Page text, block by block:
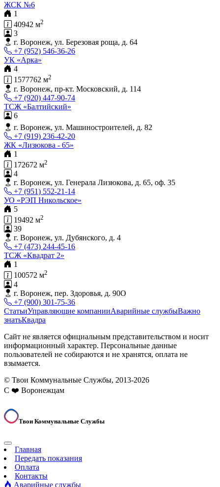
ЖСК №6
1
40942 м2
3
г. Воронеж, ул. Березовая роща, д. 64
+7 (952) 546-36-26
УК «Арка»
4
1577762 м2
г. Воронеж, пр-кт. Московский, д. 114
+7 (920) 447-90-74
ТСЖ «Балтийский»
6
г. Воронеж, ул. Машиностроителей, д. 82
+7 (919) 236-42-20
ЖК «Лизюкова - 65»
1
172672 м2
4
г. Воронеж, ул. Генерала Лизюкова, д. 65, оф. 35
+7 (951) 552-21-14
УО «РЭП Никольское»
5
19492 м2
39
г. Воронеж, ул. Дубянского, д. 4
+7 (473) 244-45-16
ТСЖ «Квадрат 2»
1
100572 м2
4
г. Воронеж, пер. Здоровья, д. 90О
+7 (900) 301-75-36
СтатьиУправляющие компанииАварийные службыВажно
знатьКвадра
Сайт не является официальным представительством и носит
информационный характер. Персональные данные
пользователей не собираются и не хранятся, оплата не
взымается.
© Твои Коммунальные Службы, 2013-2026
С ❤️ Воронежцам
Твои Коммунальные Службы
Главная
Передать показания
Оплата
Контакты
Аварийные службы